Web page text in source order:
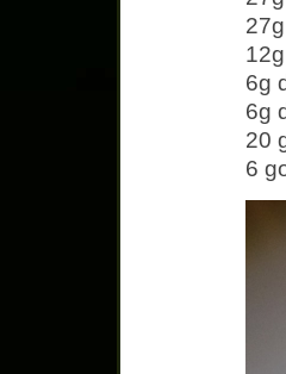
6g
6g
20
6